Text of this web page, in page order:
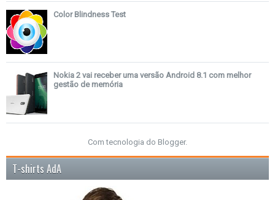
Color Blindness Test
Nokia 2 vai receber uma versão Android 8.1 com melhor
gestão de memória
Com tecnologia do Blogger.
T-shirts AdA